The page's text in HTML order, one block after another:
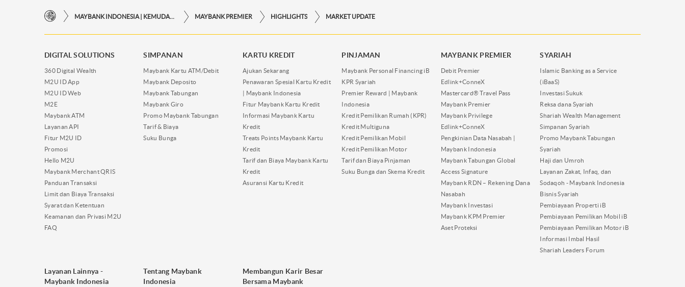
MAYBANK INDONESIA | KEMUDAHAN TRANSAKSI FINANSIAL DI UJUNG JARI ANDA MAYBANK PREMIER HIGHLIGHTS MARKET UPDATE
DIGITAL SOLUTIONS
360 Digital Wealth
M2U ID App
M2U ID Web
M2E
Maybank ATM
Layanan API
Fitur M2U ID
Promosi
Hello M2U
Maybank Merchant QRIS
Panduan Transaksi
Limit dan Biaya Transaksi
Syarat dan Ketentuan
Keamanan dan Privasi M2U
FAQ
SIMPANAN
Maybank Kartu ATM/Debit
Maybank Deposito
Maybank Tabungan
Maybank Giro
Promo Maybank Tabungan
Tarif & Biaya
Suku Bunga
KARTU KREDIT
Ajukan Sekarang
Penawaran Spesial Kartu Kredit
| Maybank Indonesia
Fitur Maybank Kartu Kredit
Informasi Maybank Kartu
Kredit
Treats Points Maybank Kartu
Kredit
Tarif dan Biaya Maybank Kartu
Kredit
Asuransi Kartu Kredit
PINJAMAN
Maybank Personal Financing iB
KPR Syariah
Premier Reward | Maybank
Indonesia
Kredit Pemilikan Rumah (KPR)
Kredit Multiguna
Kredit Pemilikan Mobil
Kredit Pemilikan Motor
Tarif dan Biaya Pinjaman
Suku Bunga dan Skema Kredit
MAYBANK PREMIER
Debit Premier
Edlink+ConneX
Mastercard® Travel Pass
Maybank Premier
Maybank Privilege
Edlink+ConneX
Pengkinian Data Nasabah |
Maybank Indonesia
Maybank Tabungan Global
Access Signature
Maybank RDN – Rekening Dana
Nasabah
Maybank Investasi
Maybank KPM Premier
Aset Proteksi
SYARIAH
Islamic Banking as a Service
(iBaaS)
Investasi Sukuk
Reksa dana Syariah
Shariah Wealth Management
Simpanan Syariah
Promo Maybank Tabungan
Syariah
Haji dan Umroh
Layanan Zakat, Infaq, dan
Sodaqoh - Maybank Indonesia
Bisnis Syariah
Pembiayaan Properti iB
Pembiayaan Pemilikan Mobil iB
Pembiayaan Pemilikan Motor iB
Informasi Imbal Hasil
Shariah Leaders Forum
Layanan Lainnya -
Maybank Indonesia
Tentang Maybank
Indonesia
Membangun Karir Besar
Bersama Maybank